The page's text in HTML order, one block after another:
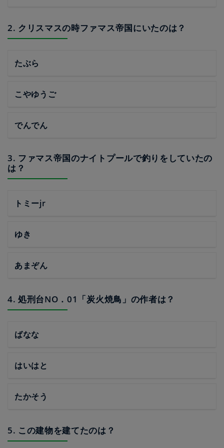
2. クリスマスの時ファマス帝国にいたのは？
たぶら
こやゆうご
でんでん
3. ファマス帝国のナイトプールで釣りをしていたの
は？
トミーjr
ゆき
あまぞん
4. 処刑台NO．01「炭火焼鳥」の作者は？
ばなな
はいはと
たかそう
5. この建物を建てたのは？